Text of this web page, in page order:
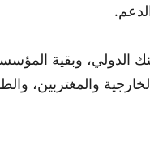
الدولي، وبقية
والمغتربين،